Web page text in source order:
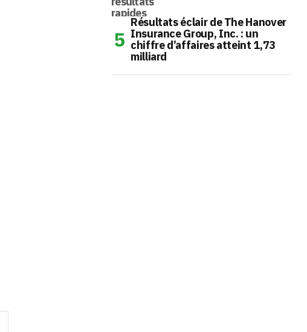
Résultats éclair de The Hanover
Insurance Group, Inc. : un
chiffre d’affaires atteint 1,73
milliard